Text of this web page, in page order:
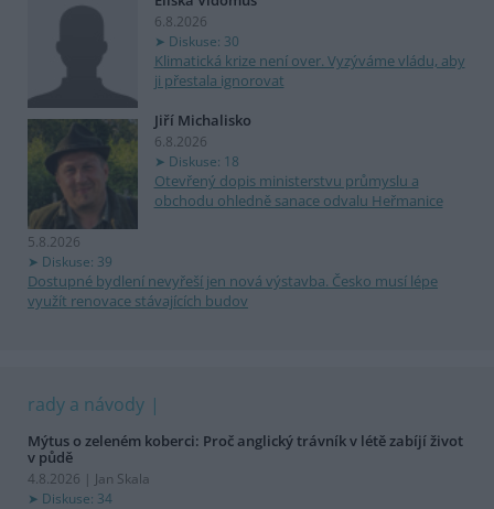
6.8.2026
Diskuse: 30
Klimatická krize není over. Vyzýváme vládu, aby
ji přestala ignorovat
Jiří Michalisko
6.8.2026
Diskuse: 18
Otevřený dopis ministerstvu průmyslu a
obchodu ohledně sanace odvalu Heřmanice
5.8.2026
Diskuse: 39
Dostupné bydlení nevyřeší jen nová výstavba. Česko musí lépe
využít renovace stávajících budov
rady a návody
Mýtus o zeleném koberci: Proč anglický trávník v létě zabíjí život
v půdě
4.8.2026 | Jan Skala
Diskuse: 34